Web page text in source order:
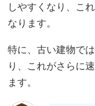
しやすくなり、こ
なります。
特に、古い建物で
り、これがさらに
ます。